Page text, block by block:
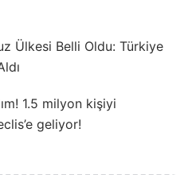
Ülkesi Belli Oldu: Türkiye
1.5 milyon kişiyi
geliyor!